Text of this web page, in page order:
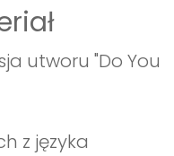
utworu "Do You
z języka